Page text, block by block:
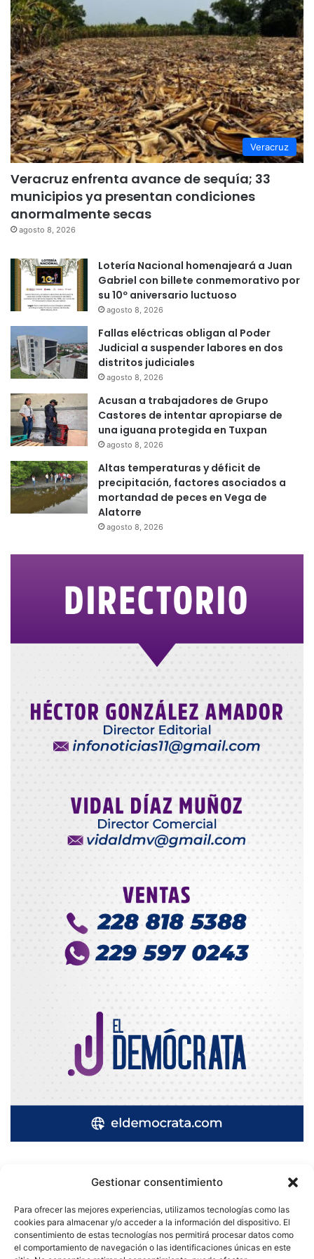
Gestionar consentimiento
Para ofrecer las mejores experiencias, utilizamos tecnologías como las
cookies para almacenar y/o acceder a la información del dispositivo. El
consentimiento de estas tecnologías nos permitirá procesar datos como
el comportamiento de navegación o las identificaciones únicas en este
Veracruz
Veracruz enfrenta avance de sequía; 33
municipios ya presentan condiciones
anormalmente secas
agosto 8, 2026
Lotería Nacional homenajeará a Juan
Gabriel con billete conmemorativo por
su 10º aniversario luctuoso
agosto 8, 2026
Fallas eléctricas obligan al Poder
Judicial a suspender labores en dos
distritos judiciales
agosto 8, 2026
Acusan a trabajadores de Grupo
Castores de intentar apropiarse de
una iguana protegida en Tuxpan
agosto 8, 2026
Altas temperaturas y déficit de
precipitación, factores asociados a
mortandad de peces en Vega de
Alatorre
agosto 8, 2026
derechos reservados
|Aviso de Privacidad|Política de Cookies|Defensoría de la